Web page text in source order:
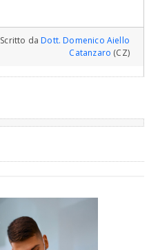
Scritto daDott. Domenico Aiello
Catanzaro (CZ)